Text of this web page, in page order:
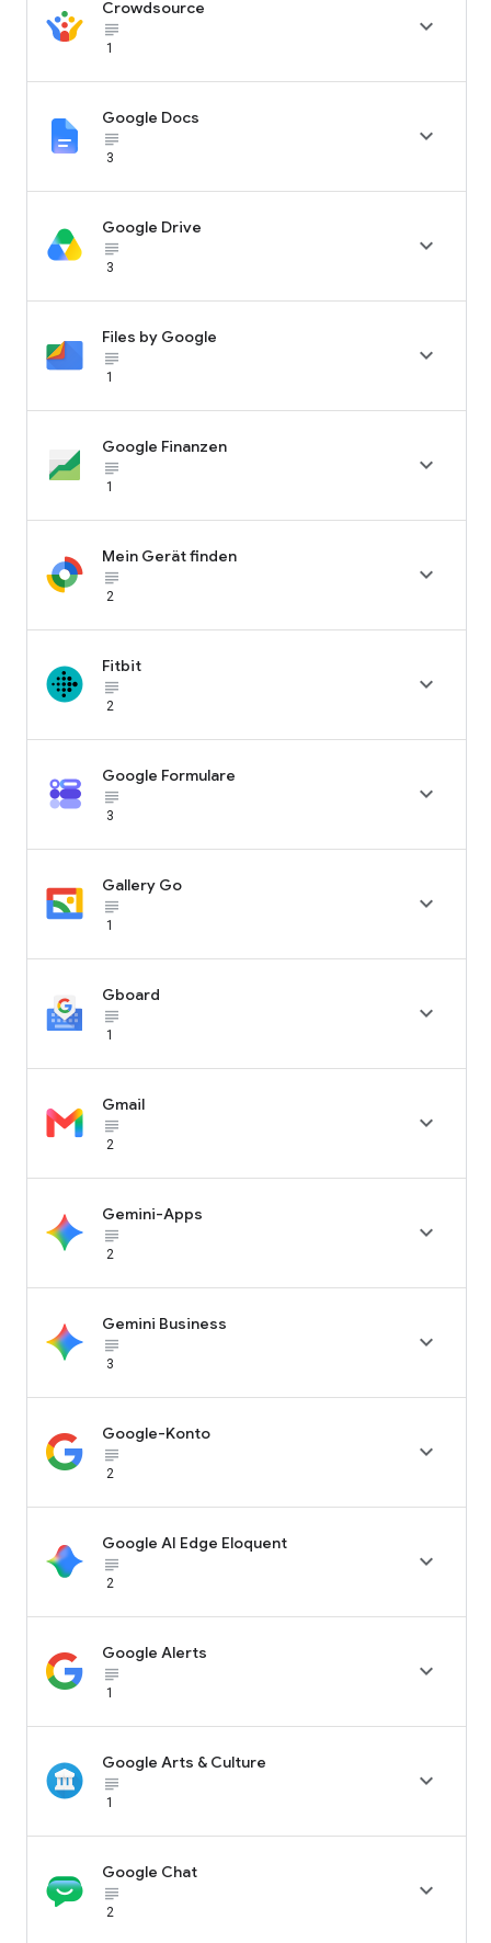
Crowdsource
subject_black
1

Google Docs
subject_black
3

Google Drive
subject_black
3

Files by Google
subject_black
1

Google Finanzen
subject_black
1

Mein Gerät finden
subject_black
2

Fitbit
subject_black
2

Google Formulare
subject_black
3

Gallery Go
subject_black
1

Gboard
subject_black
1

Gmail
subject_black
2

Gemini-Apps
subject_black
2

Gemini Business
subject_black
3

Google-Konto
subject_black
2

Google AI Edge Eloquent
subject_black
2

Google Alerts
subject_black
1

Google Arts & Culture
subject_black
1

Google Chat
subject_black
2
